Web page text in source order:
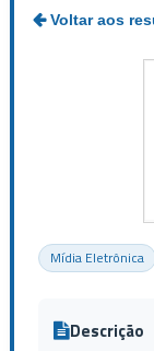
Mídia Eletrônica
Descrição